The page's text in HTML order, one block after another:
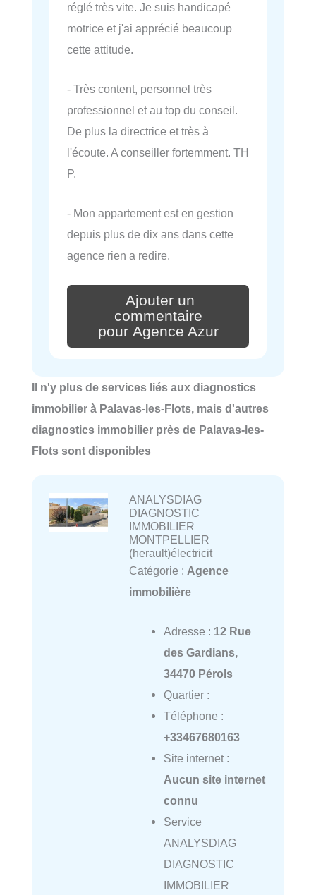
réglé très vite. Je suis handicapé
motrice et j'ai apprécié beaucoup
cette attitude.
- Très content, personnel très
professionnel et au top du conseil.
De plus la directrice et très à
l'écoute. A conseiller fortemment. TH
P.
- Mon appartement est en gestion
depuis plus de dix ans dans cette
agence rien a redire.
Ajouter un
commentaire
pour Agence Azur
Il n'y plus de services liés aux diagnostics
immobilier à Palavas-les-Flots, mais d'autres
diagnostics immobilier près de Palavas-les-
Flots sont disponibles
ANALYSDIAG
DIAGNOSTIC
IMMOBILIER
MONTPELLIER
(herault)électricit
Catégorie : Agence
immobilière
Adresse : 12 Rue
des Gardians,
34470 Pérols
Quartier :
Téléphone :
+33467680163
Site internet :
Aucun site internet
connu
Service
ANALYSDIAG
DIAGNOSTIC
IMMOBILIER